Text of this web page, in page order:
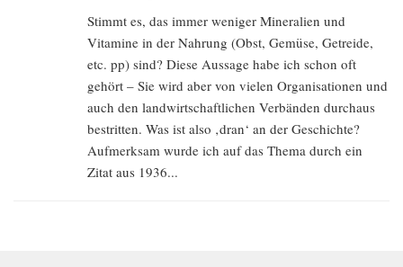
Stimmt es, das immer weniger Mineralien und
Vitamine in der Nahrung (Obst, Gemüse, Getreide,
etc. pp) sind? Diese Aussage habe ich schon oft
gehört – Sie wird aber von vielen Organisationen und
auch den landwirtschaftlichen Verbänden durchaus
bestritten. Was ist also ‚dran‘ an der Geschichte?
Aufmerksam wurde ich auf das Thema durch ein
Zitat aus 1936...